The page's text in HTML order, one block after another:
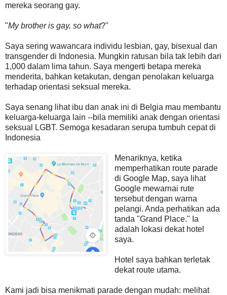
mereka seorang gay.
"My brother is gay, so what?"
Saya sering wawancara individu lesbian, gay, bisexual dan
transgender di Indonesia. Mungkin ratusan bila tak lebih dari
1,000 dalam lima tahun. Saya mengerti betapa mereka
menderita, bahkan ketakutan, dengan penolakan keluarga
terhadap orientasi seksual mereka.
Saya senang lihat ibu dan anak ini di Belgia mau membantu
keluarga-keluarga lain --bila memiliki anak dengan orientasi
seksual LGBT. Semoga kesadaran serupa tumbuh cepat di
Indonesia
Menariknya, ketika
memperhatikan route parade
di Google Map, saya lihat
Google mewarnai rute
tersebut dengan warna
pelangi. Anda perhatikan ada
tanda "Grand Place." Ia
adalah lokasi dekat hotel
saya.
Hotel saya bahkan terletak
dekat route utama.
Kami jadi bisa menikmati parade dengan mudah: melihat